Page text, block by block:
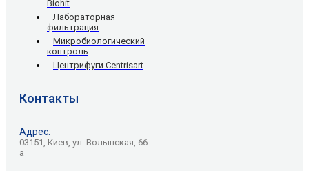
Biohit
Лабораторная
фильтрация
Микробиологический
контроль
Центрифуги Centrisart
Контакты
Адрес:
03151, Киев, ул. Волынская, 66-
а